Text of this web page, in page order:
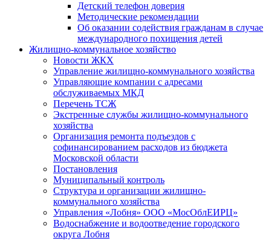
Детский телефон доверия
Методические рекомендации
Об оказании содействия гражданам в случае
международного похищения детей
Жилищно-коммунальное хозяйство
Новости ЖКХ
Управление жилищно-коммунального хозяйства
Управляющие компании с адресами
обслуживаемых МКД
Перечень ТСЖ
Экстренные службы жилищно-коммунального
хозяйства
Организация ремонта подъездов с
софинансированием расходов из бюджета
Московской области
Постановления
Муниципальный контроль
Структура и организации жилищно-
коммунального хозяйства
Управления «Лобня» ООО «МосОблЕИРЦ»
Водоснабжение и водоотведение городского
округа Лобня